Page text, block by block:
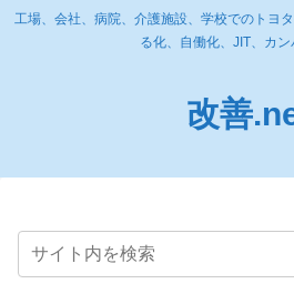
工場、会社、病院、介護施設、学校でのトヨ
る化、自働化、JIT、カ
改善